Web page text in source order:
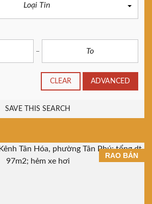
Loại Tin
CLEAR ADVANCED
SAVE THIS SEARCH
RAO BÁN